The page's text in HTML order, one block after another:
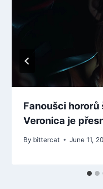
Fanoušci hororů
Veronica je
By bittercat June 11,